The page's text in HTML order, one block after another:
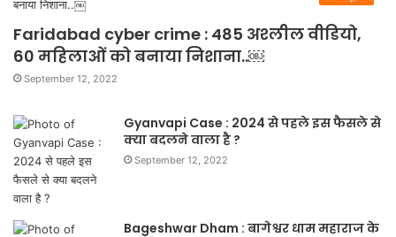
Faridabad cyber crime : 485 अश्लील वीडियो,
60 महिलाओं को बनाया निशाना..￼
September 12, 2022
Gyanvapi Case : 2024 से पहले इस फैसले से
क्या बदलने वाला है ?
September 12, 2022
Bageshwar Dham : बागेश्वर धाम महाराज के